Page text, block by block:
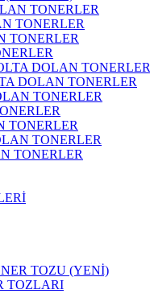
TONERLER
TONERLER
TONERLER
DOLAN TONERLER
DOLAN TONERLER
TONERLER
TONERLER
TONERLER
TONERLER
TOZU (YENİ)
TOZLARI